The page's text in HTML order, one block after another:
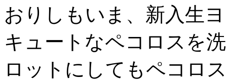
おりしもいま、新入生
キュートなペコロスを
ロットにしてもペコロ